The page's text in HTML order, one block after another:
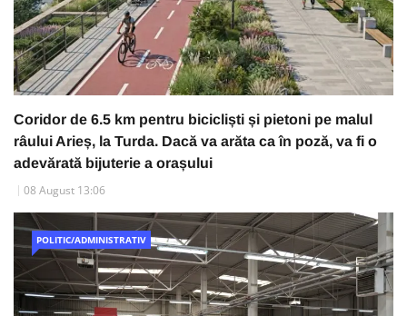
Coridor de 6.5 km pentru bicicliști și pietoni pe malul
râului Arieș, la Turda. Dacă va arăta ca în poză, va fi o
adevărată bijuterie a orașului
08 August 13:06
POLITIC/ADMINISTRATIV